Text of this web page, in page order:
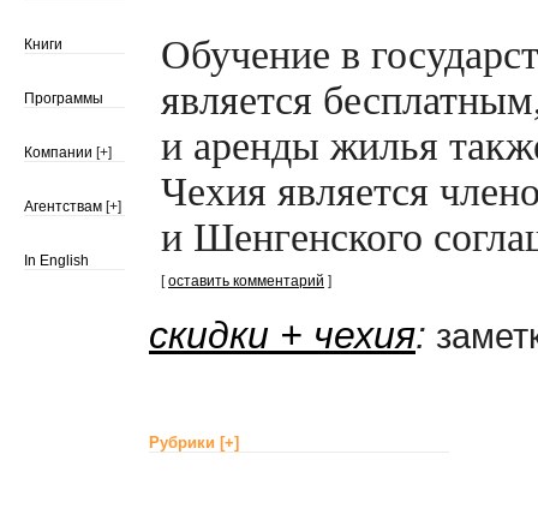
Книги
Программы
Компании [+]
Агентствам [+]
In English
Обучение в
является
и аренды жилья
Чехия является
и Шенгенского
[оставить комментарий ]
скидки + чехия:
Рубрики [+]